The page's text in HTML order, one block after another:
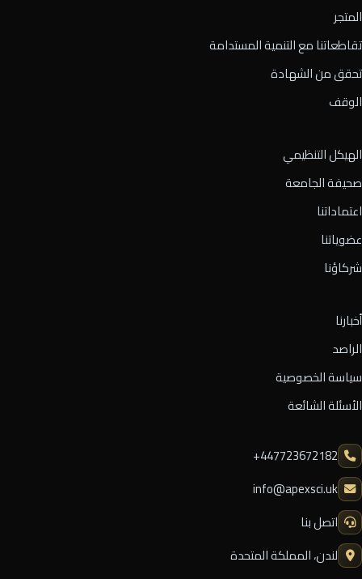
المتجر
تقاطعاتنا مع التنمية المستدامة
تحقق من الشهادة
الوقف
الهيكل التنظيمي
صحيفة الجامعة
اعتماداتنا
عضوياتنا
شركاؤنا
أخبارنا
الراصد
سياسة الخصوصية
الأسئلة الشائعة
⁦+447723672182⁩
info@apexsci.uk
اتصل بنا
لندن، المملكة المتحدة